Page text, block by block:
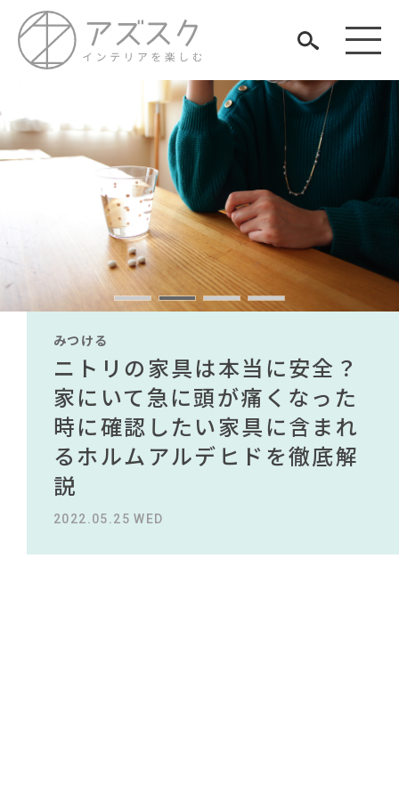
TAG LIST
#カリモク家具 #河淳 #サステナブル#大川家具
#良品計画#IKEA
#インテリアスタイリングの法則
#オフィスチェア #映画#MoMA #おすすめ
#一枚板
#2022 春ドラマ
#2022 秋ドラマ#無印良品#波瑠 #中村アン#照明
#ヤマソロ#DINOS CORPORATION #IDÉE
#ファニタメ #材木屋のおやじとせがれ
#タンスのゲン#ニトリ #間宮祥太朗
#unico
#石田ゆり子 #岸井ゆきの#田中みな実
#インテリアの法則
見つける
知る
楽しむ
ARCHIVE
NEWS
ABOUT
みつける
無印で有名デザイナーのアイ
テムが手に入る？無印良品で
買える有名デザイナーがデザ
インしたインテリアを一挙紹
介
2022.10.24 MON
みつける
IKEA家具は引っ越し業者を悩
ませる？引っ越し業者に敬遠
されている理由を徹底解
説！！
2023.09.27 WED
みつける
ニトリの家具は本当に安全？
家にいて急に頭が痛くなった
時に確認したい家具に含まれ
るホルムアルデヒドを徹底解
説
2022.05.25 WED
みつける
【部屋をおしゃれにしたい人
必見】今話題のインテリアス
タイルから定番スタイルまで
紹介！おすすめインテリアス
タイル18選
2023.09.23 SAT
みつける
無印で有名デザイナーのアイ
テムが手に入る？無印良品で
買える有名デザイナーがデザ
インしたインテリアを一挙紹
介
2022.10.24 MON
みつける
IKEA家具は引っ越し業者を悩
ませる？引っ越し業者に敬遠
されている理由を徹底解
説！！
2023.09.27 WED